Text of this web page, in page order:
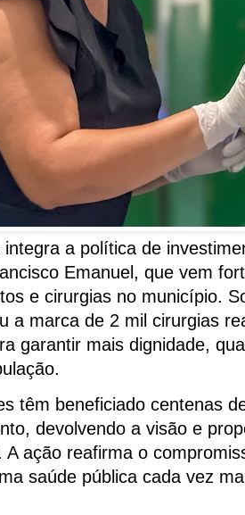
integra a política de
Emanuel, que vem
e cirurgias no município.
a marca de 2 mil cirurgias
garantir mais dignidade,
têm beneficiado centenas
devolvendo a visão e
A ação reafirma o
saúde pública cada vez